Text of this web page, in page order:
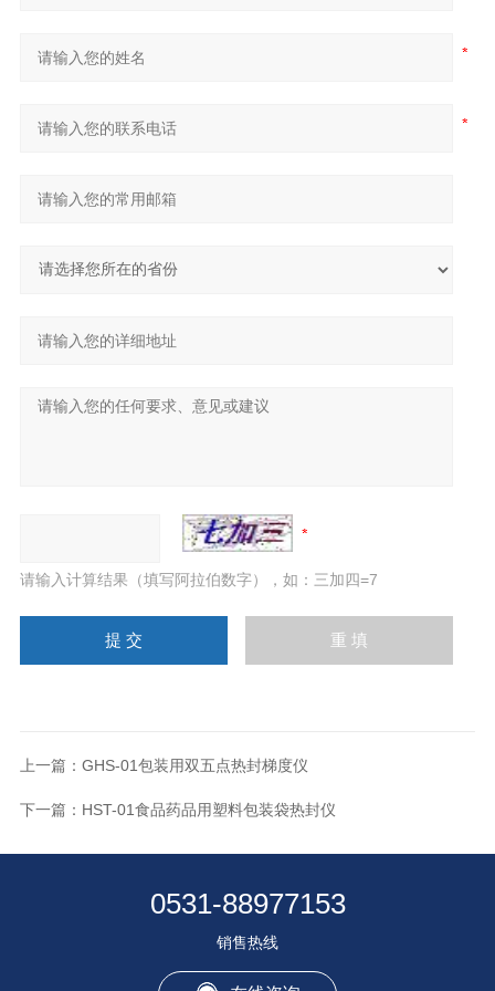
请输入计算结果（填写阿拉伯数字），如：三加四=7
上一篇： GHS-01包装用双五点热封梯度仪
下一篇： HST-01食品药品用塑料包装袋热封仪
0531-88977153
销售热线